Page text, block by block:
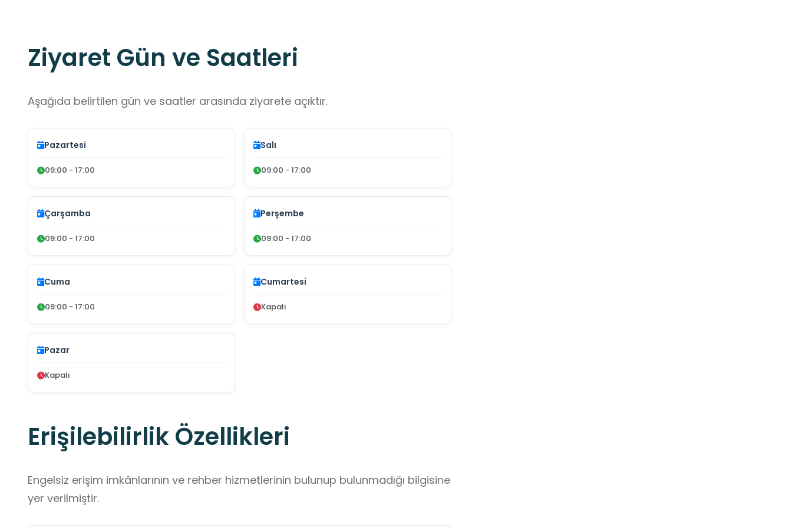
Ziyaret Gün ve Saatleri
Aşağıda belirtilen gün ve saatler arasında ziyarete açıktır.
Pazartesi
09:00 - 17:00
Salı
09:00 - 17:00
Çarşamba
09:00 - 17:00
Perşembe
09:00 - 17:00
Cuma
09:00 - 17:00
Cumartesi
Kapalı
Pazar
Kapalı
Erişilebilirlik Özellikleri
Engelsiz erişim imkânlarının ve rehber hizmetlerinin bulunup bulunmadığı bilgisine
yer verilmiştir.